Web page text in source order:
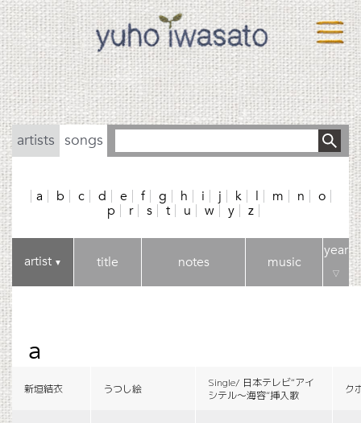
artists songs
a b c d e f g h i j k l m n
o
p
r s t u w y z
artist▼ title notes music
year
▽
a
新垣結衣 うつし絵
Single/ 日本テレビ“アイ
シテル〜海容”挿入歌
ク